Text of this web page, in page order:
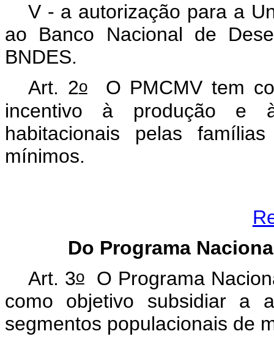
V - a autorização para a
ao Banco Nacional de
BNDES.
Art. 2oO PMCMV tem
incentivo à produção e
habitacionais pelas
mínimos.
Do Programa
Art. 3oO Programa
como objetivo subsidiar a
segmentos populacionais de